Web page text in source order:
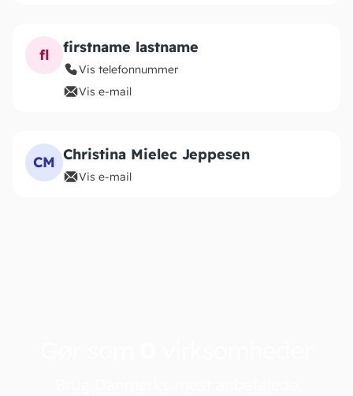
fl firstname lastname
Vis telefonnummer
Vis e-mail
CM Christina Mielec Jeppesen
Vis e-mail